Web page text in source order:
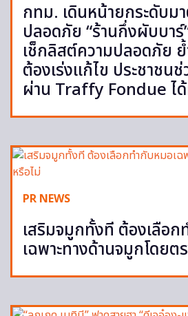
กทม. เดินหน้ายกระดับม
ปลอดภัย “ร้านกึ่งผับบา
เช็กลิสต์ความปลอดภัย
ต้องเร่งแก้ไข ประชาชนช่
ผ่าน Traffy Fondue ไ
PR NEWS
เสริมจมูกทั้งที ต้องเลือ
เฉพาะทางด้านจมูกโดยต